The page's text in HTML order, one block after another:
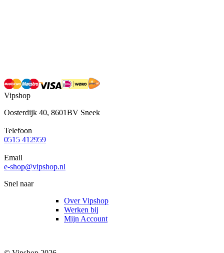
Vipshop
Oosterdijk 40, 8601BV Sneek
Telefoon
0515 412959
Email
e-shop@vipshop.nl
Snel naar
Over Vipshop
Werken bij
Mijn Account